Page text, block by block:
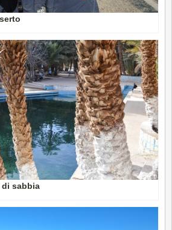
sabbia